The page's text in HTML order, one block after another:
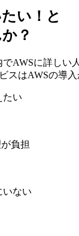
い！と
？
AWSに詳しい
スはAWSの導